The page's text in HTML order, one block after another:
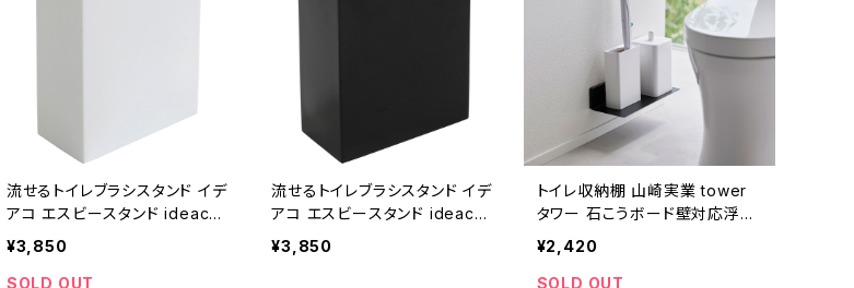
流せるトイレブラシスタンド イデ
アコ エスビースタンド ideaco
SB stand ホワイト
¥3,850
SOLD OUT
流せるトイレブラシスタンド イデ
アコ エスビースタンド ideaco
SB stand ブラック
¥3,850
トイレ収納棚 山崎実業 tower
タワー 石こうボード壁対応浮か
せるトイレ棚 ブラック
¥2,420
SOLD OUT